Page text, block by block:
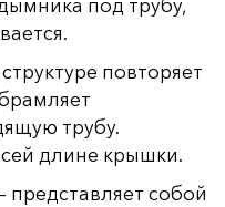
повторяет
трубу.
длине крышки.
– представляет собой